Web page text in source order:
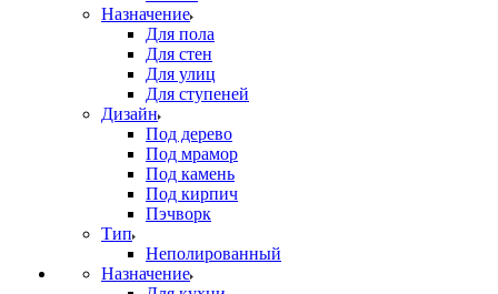
Назначение
Для пола
Для стен
Для улиц
Для ступеней
Дизайн
Под дерево
Под мрамор
Под камень
Под кирпич
Пэчворк
Тип
Неполированный
Назначение